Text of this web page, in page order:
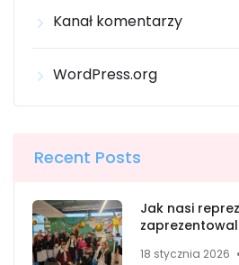
Kanał komentarzy
WordPress.org
Recent Posts
Jak nasi
18 stycznia 2026